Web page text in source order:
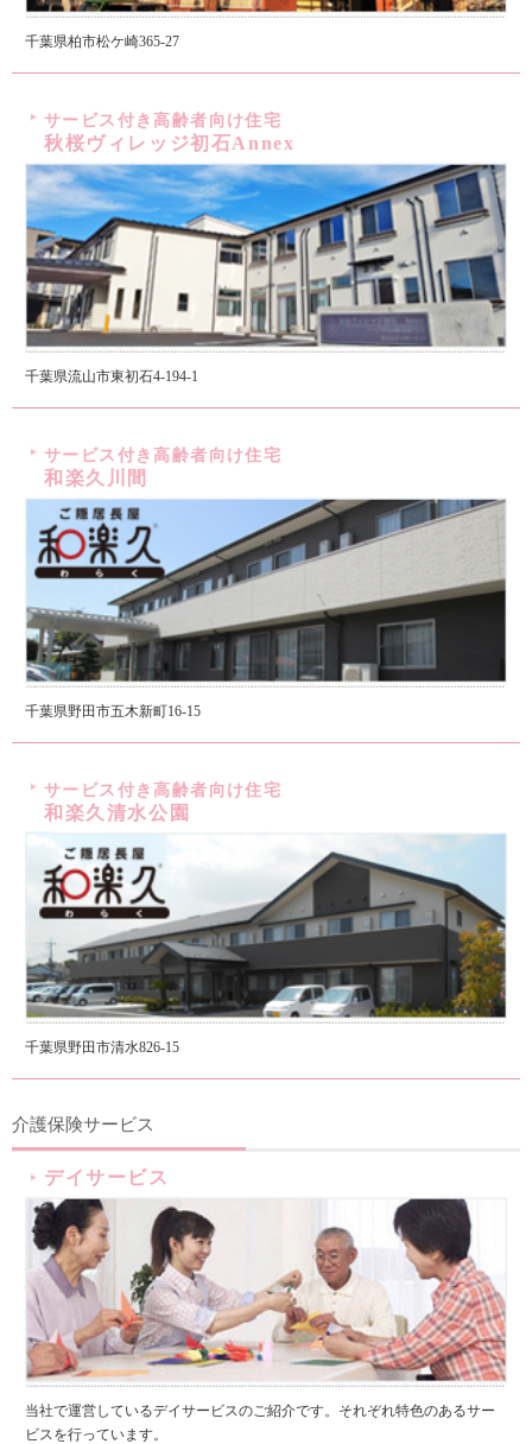
千葉県柏市松ケ崎365-27
サービス付き高齢者向け住宅
秋桜ヴィレッジ初石Annex
千葉県流山市東初石4-194-1
サービス付き高齢者向け住宅
和楽久川間
千葉県野田市五木新町16-15
サービス付き高齢者向け住宅
和楽久清水公園
千葉県野田市清水826-15
介護保険サービス
デイサービス
当社で運営しているデイサービスのご紹介です。それぞれ特色のあるサー
ビスを行っています。